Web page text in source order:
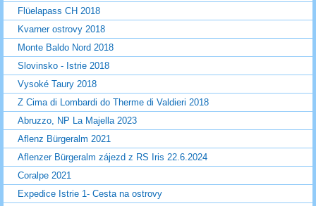
Flüelapass CH 2018
Kvarner ostrovy 2018
Monte Baldo Nord 2018
Slovinsko - Istrie 2018
Vysoké Taury 2018
Z Cima di Lombardi do Therme di Valdieri 2018
Abruzzo, NP La Majella 2023
Aflenz Bürgeralm 2021
Aflenzer Bürgeralm zájezd z RS Iris 22.6.2024
Coralpe 2021
Expedice Istrie 1- Cesta na ostrovy